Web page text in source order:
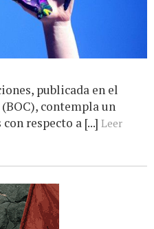
publicada en el
contempla un
respecto a [...] Leer